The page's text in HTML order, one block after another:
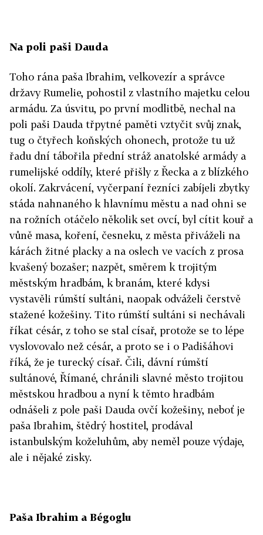
Na poli paši Dauda
Toho rána paša Ibrahim, velkovezír a správce
državy Rumelie, pohostil z vlastního majetku celou
armádu. Za úsvitu, po první modlitbě, nechal na
poli paši Dauda třpytné paměti vztyčit svůj znak,
tug o čtyřech koňských ohonech, protože tu už
řadu dní tábořila přední stráž anatolské armády a
rumelijské oddíly, které přišly z Řecka a z blízkého
okolí. Zakrvácení, vyčerpaní řezníci zabíjeli zbytky
stáda nahnaného k hlavnímu městu a nad ohni se
na rožních otáčelo několik set ovcí, byl cítit kouř a
vůně masa, koření, česneku, z města přiváželi na
kárách žitné placky a na oslech ve vacích z prosa
kvašený bozašer; nazpět, směrem k trojitým
městským hradbám, k branám, které kdysi
vystavěli rúmští sultáni, naopak odváželi čerstvě
stažené kožešiny. Tito rúmští sultáni si nechávali
říkat césár, z toho se stal císař, protože se to lépe
vyslovovalo než césár, a proto se i o Padišáhovi
říká, že je turecký císař. Čili, dávní rúmští
sultánové, Římané, chránili slavné město trojitou
městskou hradbou a nyní k těmto hradbám
odnášeli z pole paši Dauda ovčí kožešiny, neboť je
paša Ibrahim, štědrý hostitel, prodával
istanbulským koželuhům, aby neměl pouze výdaje,
ale i nějaké zisky.
Paša Ibrahim a Bégoglu